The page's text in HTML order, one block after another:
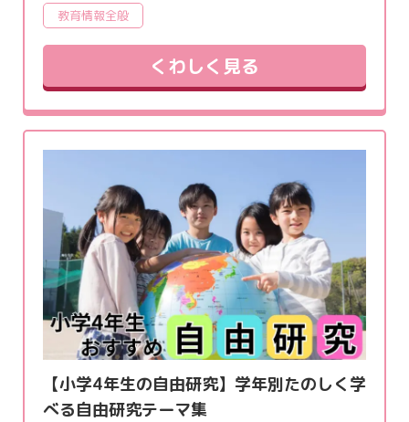
教育情報全般
くわしく見る
【小学4年生の自由研究】学年別たのしく学
べる自由研究テーマ集